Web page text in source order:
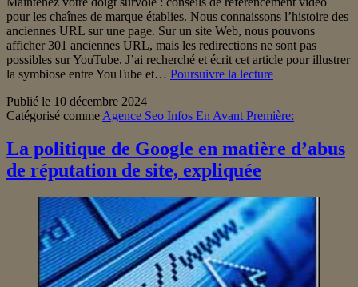
pour les chaînes de marque établies. Nous connaissons l’histoire des
anciennes URL sur une page. Sur un site Web, nous pouvons
afficher 301 anciennes URL, mais les redirections ne sont pas
possibles sur YouTube. J’ai recherché et écrit cet article pour illustrer
la symbiose entre YouTube et… Poursuivre la lectureComment
SEO
qui
vous
confiance
Publié le 10 décembre 2024
Catégorisé comme Agence Seo Infos En Avant Première:
La politique de Google en matière d’abus
de réputation de site, expliquée